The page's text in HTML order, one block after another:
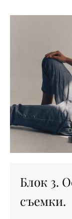
Блок 3.
съемки.